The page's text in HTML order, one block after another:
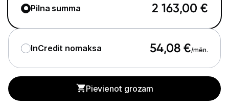
Drukas iekārtas
3D printeru izejmateriāli un aksesuāri
Pilna summa 2 163,00 €
InCredit nomaksa 54,08 €/mēn.
Pievienot grozam